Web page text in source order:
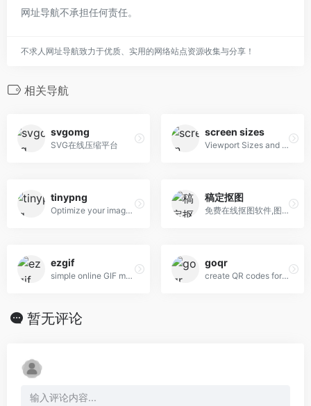
网址导航不承担任何责任。
不求人网址导航致力于优质、实用的网络站点资源收集与分享！
相关导航
svgomg
SVG在线压缩平台
screen sizes
Viewport Sizes and Pixel Densities for Popular Devices
tinypng
Optimize your images with a perfect balance in quality and file size.
稿定抠图
免费在线抠图软件,图片快速换背景-抠白底图
ezgif
simple online GIF maker and toolset for basic animated GIF editing.
goqr
create QR codes for free (Logo, T-Shirt, vCard, EPS)
暂无评论